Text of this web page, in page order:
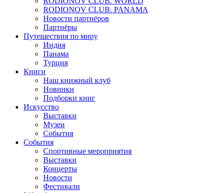
RODIONOV CLUB. PANAMA
Новости партнёров
Партнёры
Путешествия по миру
Индия
Панама
Турция
Книги
Наш книжный клуб
Новинки
Подборки книг
Искусство
Выставки
Музеи
События
События
Спортивные мероприятия
Выставки
Концерты
Новости
Фестивали